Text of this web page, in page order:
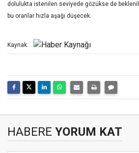
dolulukta istenilen seviyede gözükse de
bu oranlar hızla aşağı düşecek.
Kaynak:
HABERE YORUM KAT